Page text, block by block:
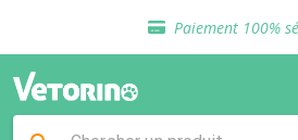
Paiement 100%
Livraison gratuite en
Sélection de croquettes